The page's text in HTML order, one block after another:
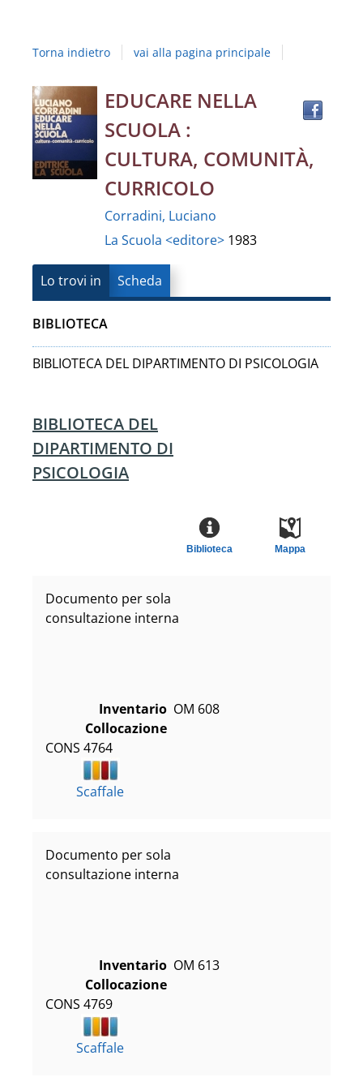
Campania
Vanvitelli"
Torna indietro vai alla pagina principale
Dettaglio
del
documento
EDUCARE NELLA
SCUOLA :
CULTURA, COMUNITÀ,
CURRICOLO
Corradini, Luciano
La Scuola <editore> 1983
Lo trovi in Scheda
BIBLIOTECA
BIBLIOTECA DEL DIPARTIMENTO DI PSICOLOGIA
BIBLIOTECA DEL
DIPARTIMENTO DI
PSICOLOGIA
Mappa
Biblioteca
Documento per sola
consultazione interna
Inventario OM 608
Collocazione
CONS 4764
Scaffale
Documento per sola
consultazione interna
Inventario OM 613
Collocazione
CONS 4769
Scaffale